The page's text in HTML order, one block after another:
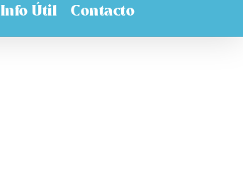
Info Útil Contacto